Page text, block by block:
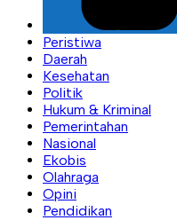
Peristiwa
Daerah
Kesehatan
Politik
Hukum & Kriminal
Pemerintahan
Nasional
Ekobis
Olahraga
Opini
Pendidikan